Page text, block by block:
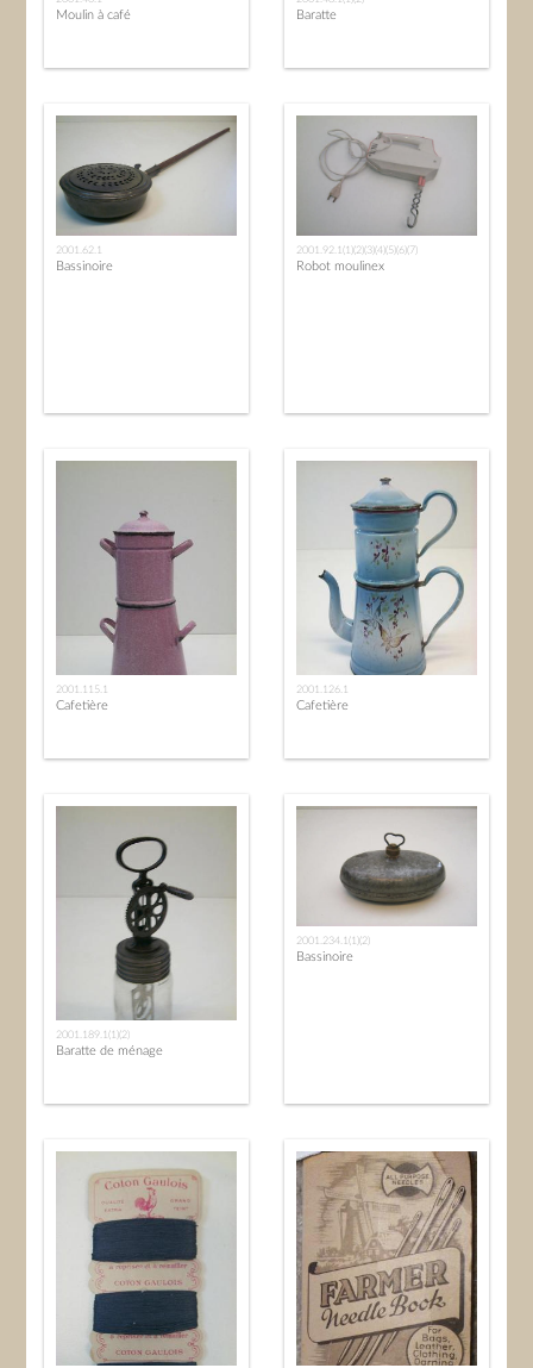
Moulin à café Baratte
2001.62.1
Bassinoire
2001.92.1(1)(2)(3)(4)(5)(6)(7)
Robot moulinex
2001.115.1
Cafetière
2001.126.1
Cafetière
2001.189.1(1)(2)
Baratte de ménage
2001.234.1(1)(2)
Bassinoire